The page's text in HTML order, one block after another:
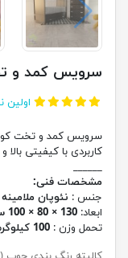
سرویس کمد و
اولین
کاربردی با کیفیتی
______
مشخصات فنی:
جنس : نئوپان
ابعاد: 130 × 80 × 100 سانتیمتر
تحمل وزن : 100 کیلوگرم